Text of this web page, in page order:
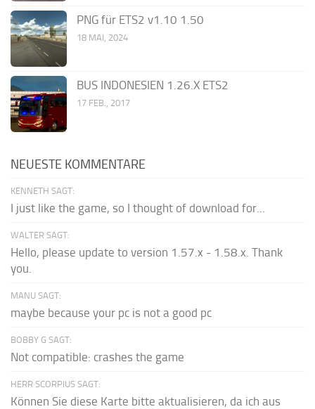
PNG für ETS2 v1.10 1.50
18 MAI, 2024
BUS INDONESIEN 1.26.X ETS2
17 FEB., 2017
NEUESTE KOMMENTARE
KENNETH SAGT:
I just like the game, so I thought of download for...
WALTER SAGT:
Hello, please update to version 1.57.x - 1.58.x. Thank
you.
MANU SAGT:
maybe because your pc is not a good pc
BOBBY G SAGT:
Not compatible: crashes the game
HERR SCORPIUS SAGT:
Können Sie diese Karte bitte aktualisieren, da ich aus